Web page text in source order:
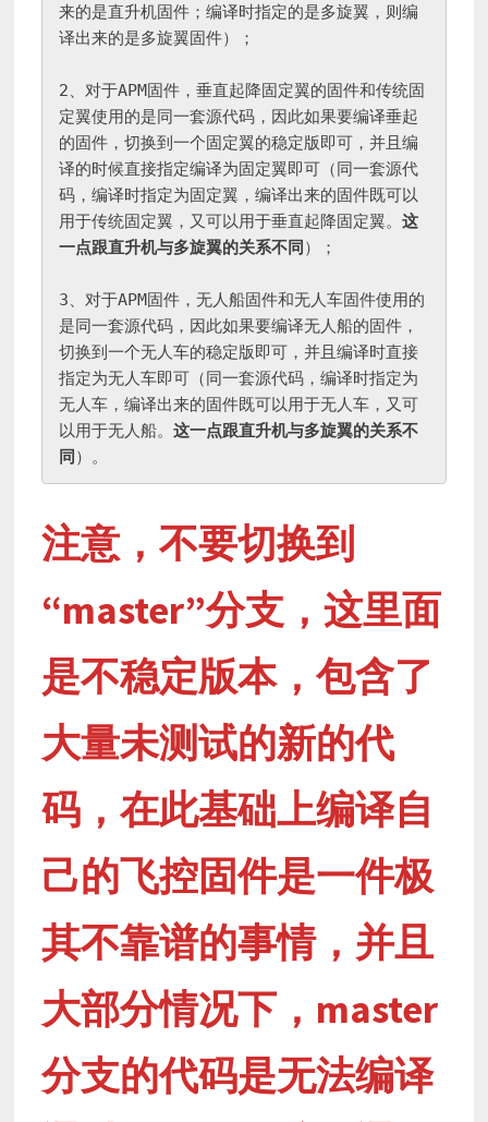
来的是直升机固件；编译时指定的是多旋翼，则编
译出来的是多旋翼固件）；
2、对于APM固件，垂直起降固定翼的固件和传统固
定翼使用的是同一套源代码，因此如果要编译垂起
的固件，切换到一个固定翼的稳定版即可，并且编
译的时候直接指定编译为固定翼即可（同一套源代
码，编译时指定为固定翼，编译出来的固件既可以
用于传统固定翼，又可以用于垂直起降固定翼。 这
一点跟直升机与多旋翼的关系不同 ）；
3、对于APM固件，无人船固件和无人车固件使用的
是同一套源代码，因此如果要编译无人船的固件，
切换到一个无人车的稳定版即可，并且编译时直接
指定为无人车即可（同一套源代码，编译时指定为
无人车，编译出来的固件既可以用于无人车，又可
以用于无人船。 这一点跟直升机与多旋翼的关系不
同 ）。
注意，不要切换到
“master”分支，这里面
是不稳定版本，包含了
大量未测试的新的代
码，在此基础上编译自
己的飞控固件是一件极
其不靠谱的事情，并且
大部分情况下，master
分支的代码是无法编译